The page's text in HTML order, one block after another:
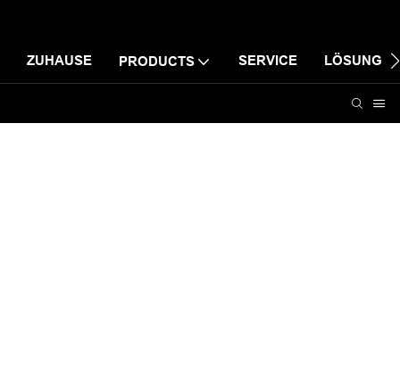
ZUHAUSE PRODUCTS SERVICE LÖSUNG